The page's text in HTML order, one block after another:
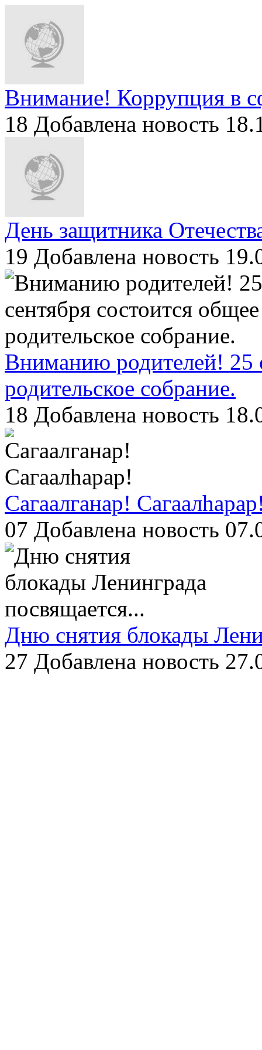
Внимание! Коррупция в
18 Добавлена новость
День защитника
19 Добавлена новость
Вниманию родителей! 25
родительское собрание.
18 Добавлена новость
Сагаалганар!
07 Добавлена новость
Дню снятия блокады
27 Добавлена новость